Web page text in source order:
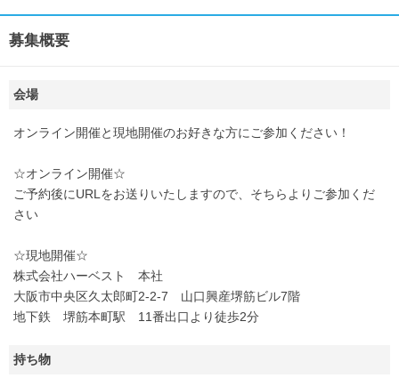
募集概要
会場
オンライン開催と現地開催のお好きな方にご参加ください！
☆オンライン開催☆
ご予約後にURLをお送りいたしますので、そちらよりご参加くだ
さい
☆現地開催☆
株式会社ハーベスト 本社
大阪市中央区久太郎町2-2-7 山口興産堺筋ビル7階
地下鉄 堺筋本町駅 11番出口より徒歩2分
持ち物